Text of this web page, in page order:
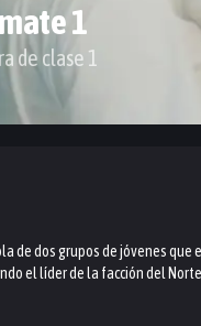
1
de clase 1
de dos grupos de jóvenes
el líder de la facción del